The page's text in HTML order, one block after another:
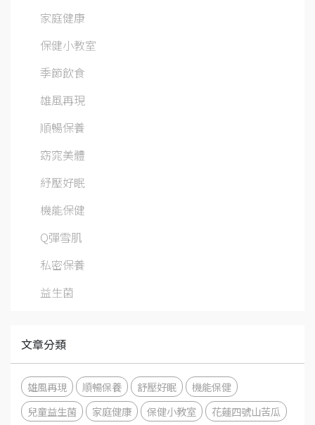
家庭健康
保健小教室
季節飲食
雄風再現
順暢保養
窈窕美體
紓壓好眠
機能保健
Q彈雪肌
私密保養
益生菌
文章分類
雄風再現 順暢保養 舒壓好眠
機能保健
兒童益生菌
家庭健康 保健小教室
花蓮四號山苦瓜